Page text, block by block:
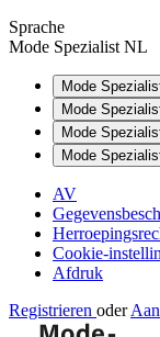
Sprache
Mode Spezialist NL
Mode
Mode
Mode
Mode
AV
Cookie-
Afdruk
Registrieren oder